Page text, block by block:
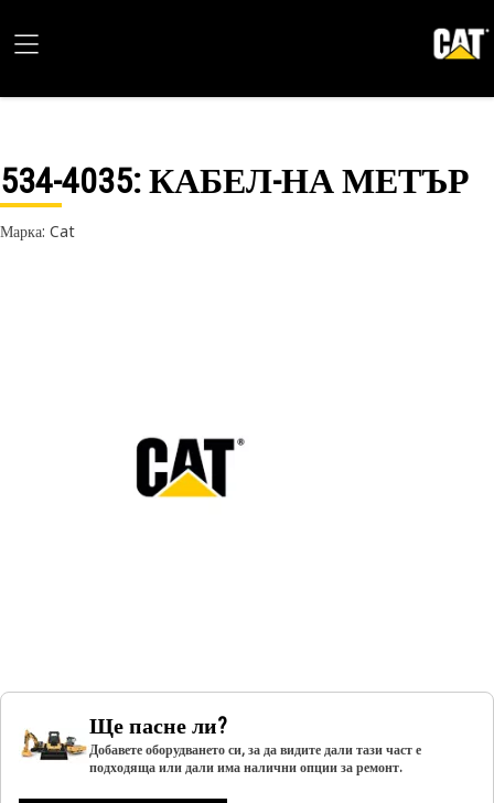
534-4035: КАБЕЛ-НА МЕТЪР
Марка: Cat
Ще пасне ли?
Добавете оборудването си, за да видите дали тази част е
подходяща или дали има налични опции за ремонт.